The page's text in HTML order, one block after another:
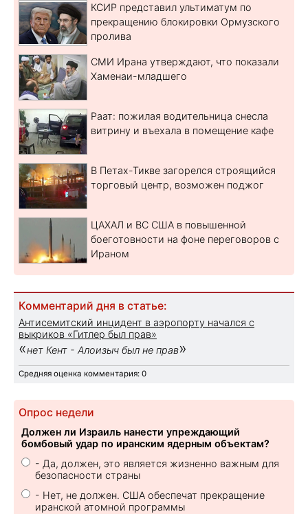
КСИР представил ультиматум по
прекращению блокировки Ормузского
пролива
СМИ Ирана утверждают, что показали
Хаменаи-младшего
Раат: пожилая водительница снесла
витрину и въехала в помещение кафе
В Петах-Тикве загорелся строящийся
торговый центр, возможен поджог
ЦАХАЛ и ВС США в повышенной
боеготовности на фоне переговоров с
Ираном
Комментарий дня в статье:
Антисемитский инцидент в аэропорту начался с
выкриков «Гитлер был прав»
«нет Кент - Алоизыч был не прав»
Средняя оценка комментария: 0
Опрос недели
Должен ли Израиль нанести упреждающий
бомбовый удар по иранским ядерным объектам?
- Да, должен, это является жизненно важным для
безопасности страны
- Нет, не должен. США обеспечат прекращение
иранской атомной программы